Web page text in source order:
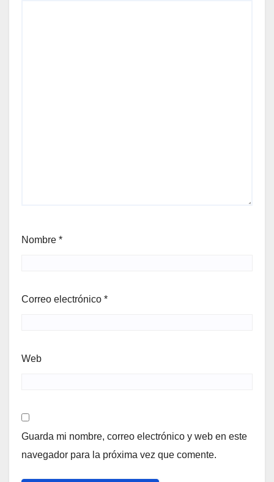
Nombre *
Correo electrónico *
Web
Guarda mi nombre, correo electrónico y web en este
navegador para la próxima vez que comente.